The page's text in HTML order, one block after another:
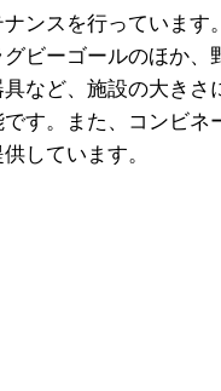
ンスを行っていま
ビーゴールのほか
など、施設の大き
す。また、コンビ
しています。